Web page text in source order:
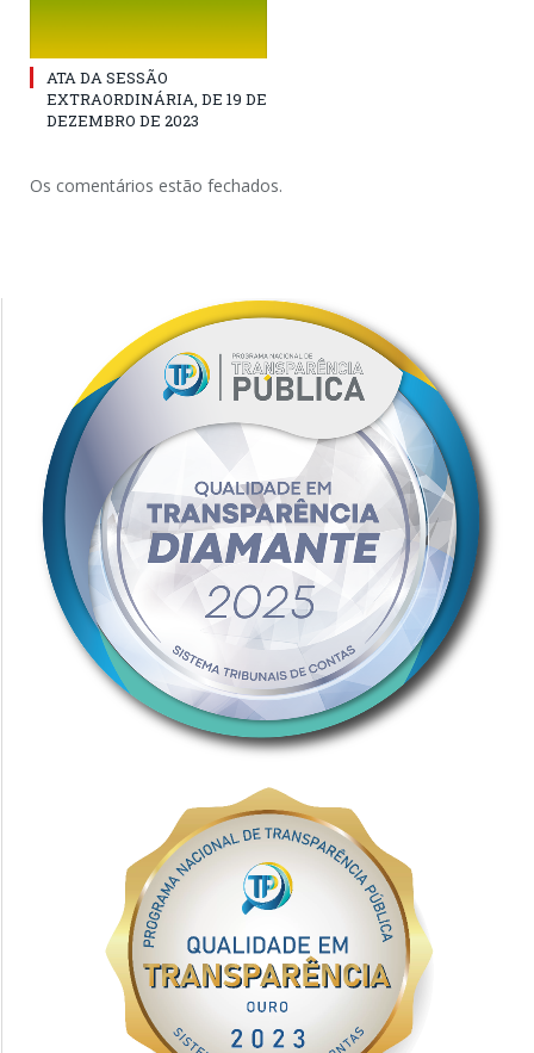
ATA DA SESSÃO
EXTRAORDINÁRIA, DE 19 DE
DEZEMBRO DE 2023
Os comentários estão fechados.